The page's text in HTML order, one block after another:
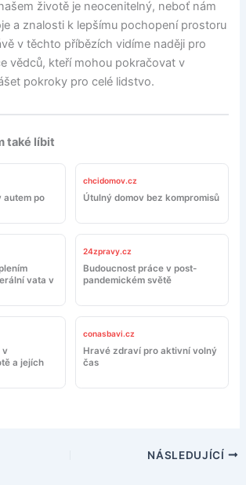
životě je neocenitelný, neboť nám
a znalosti k lepšímu pochopení prostoru
v těchto příbězích vidíme naději pro
vědců, kteří mohou pokračovat v
pokroky pro celé lidstvo.
také líbit
autem po
chcidomov.cz
Útulný domov bez kompromisů
vata v
24zpravy.cz
Budoucnost práce v post-
pandemickém světě
v
a jejích
conasbavi.cz
Hravé zdraví pro aktivní volný
čas
NÁSLEDUJÍCÍ